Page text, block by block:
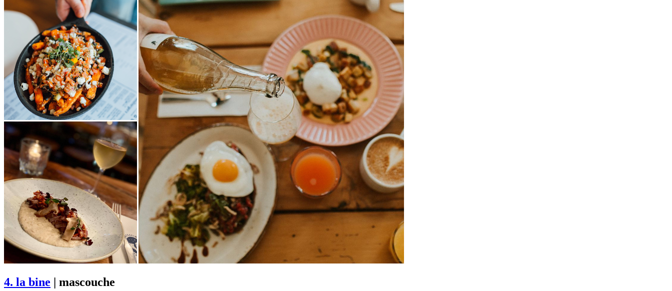
4. la bine | mascouche